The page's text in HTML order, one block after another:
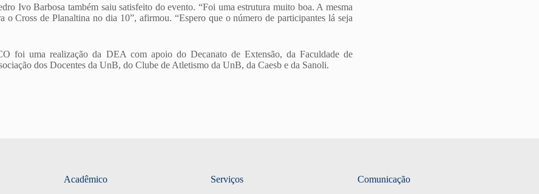
Ivo Barbosa também saiu satisfeito do evento. “Foi uma estrutura muito boa. A mesma
o Cross de Planaltina no dia 10”, afirmou. “Espero que o número de participantes lá seja
foi uma realização da DEA com apoio do Decanato de Extensão, da Faculdade de
dos Docentes da UnB, do Clube de Atletismo da UnB, da Caesb e da Sanoli.
Acadêmico Serviços Comunicação